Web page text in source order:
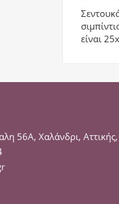
είναι
56Α, Χαλάνδρι,